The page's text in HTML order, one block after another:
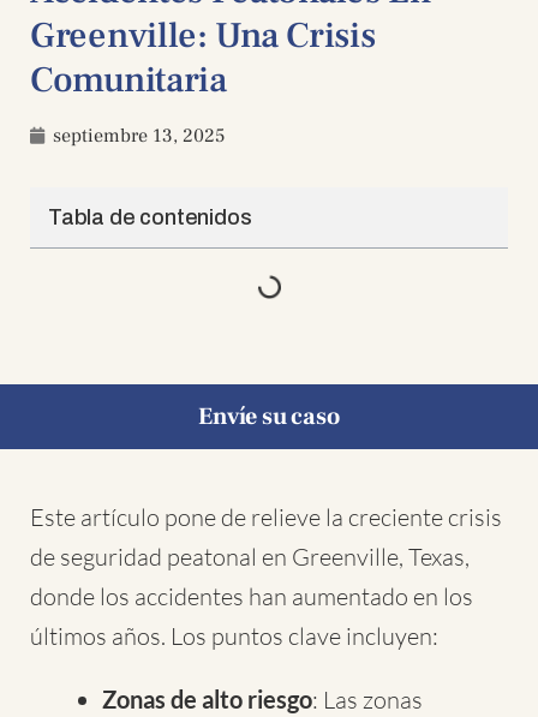
Greenville: Una Crisis
Comunitaria
septiembre 13, 2025
Tabla de contenidos
Envíe su caso
Este artículo pone de relieve la creciente crisis
de seguridad peatonal en Greenville, Texas,
donde los accidentes han aumentado en los
últimos años. Los puntos clave incluyen:
Zonas de alto riesgo: Las zonas